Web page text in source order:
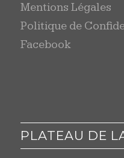
Mentions Légales
Politique de
Facebook
PLATEAU DE